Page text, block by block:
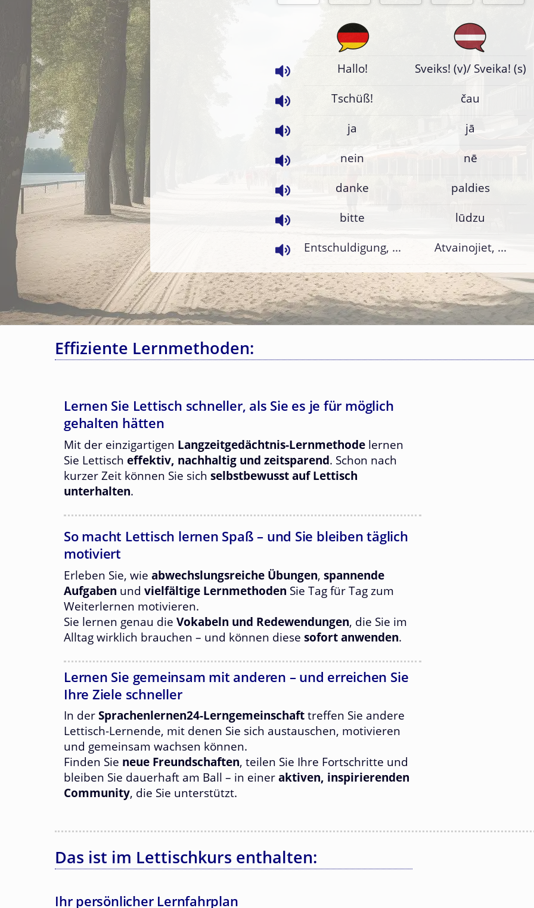
Hallo!
Sveiks! (v)/ Sveika! (s)
Tschüß!
čau
ja
jā
nein
nē
danke
paldies
bitte
lūdzu
Entschuldigung, ...
Atvainojiet, ...
Effiziente Lernmethoden:
Lernen Sie Lettisch schneller, als Sie es je für möglich
gehalten hätten
Mit der einzigartigen Langzeitgedächtnis-Lernmethode lernen
Sie Lettisch effektiv, nachhaltig und zeitsparend. Schon nach
kurzer Zeit können Sie sich selbstbewusst auf Lettisch
unterhalten.
So macht Lettisch lernen Spaß – und Sie bleiben täglich
motiviert
Erleben Sie, wie abwechslungsreiche Übungen, spannende
Aufgaben und vielfältige Lernmethoden Sie Tag für Tag zum
Weiterlernen motivieren.
Sie lernen genau die Vokabeln und Redewendungen, die Sie im
Alltag wirklich brauchen – und können diese sofort anwenden.
Lernen Sie gemeinsam mit anderen – und erreichen Sie
Ihre Ziele schneller
In der Sprachenlernen24-Lerngemeinschaft treffen Sie andere
Lettisch-Lernende, mit denen Sie sich austauschen, motivieren
und gemeinsam wachsen können.
Finden Sie neue Freundschaften, teilen Sie Ihre Fortschritte und
bleiben Sie dauerhaft am Ball – in einer aktiven, inspirierenden
Community, die Sie unterstützt.
Das ist im Lettischkurs enthalten:
Ihr persönlicher Lernfahrplan